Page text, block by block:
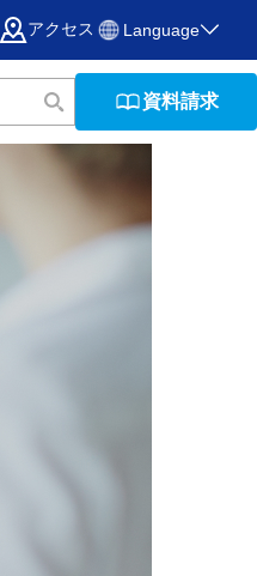
アクセス Language
資料請求